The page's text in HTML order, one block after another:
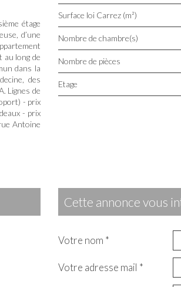
étage
d’une
au long de
dans la
des
Lignes de
- prix
- prix
Antoine
Surface loi Carrez (m²)
Nombre de chambre(s)
Nombre de pièces
Etage
cette annonce vous
Votre nom *
Votre adresse mail *